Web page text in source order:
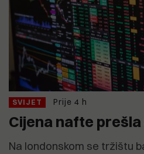
SVIJET Prije 4 h
Cijena nafte
Na londonskom se tržištu